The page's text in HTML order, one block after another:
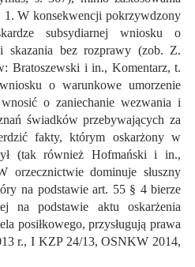
W konsekwencji pokrzywdzony
subsydiarnej wniosku o
skazania bez rozprawy (zob. Z.
Bratoszewski i in., Komentarz, t.
o warunkowe umorzenie
o zaniechanie wezwania i
świadków przebywających za
fakty, którym oskarżony w
(tak również Hofmański i in.,
dominuje słuszny
na podstawie art. 55 § 4 bierze
na podstawie aktu oskarżenia
posiłkowego, przysługują prawa
r., I KZP 24/13, OSNKW 2014,